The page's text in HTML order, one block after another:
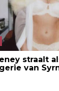
straalt
van